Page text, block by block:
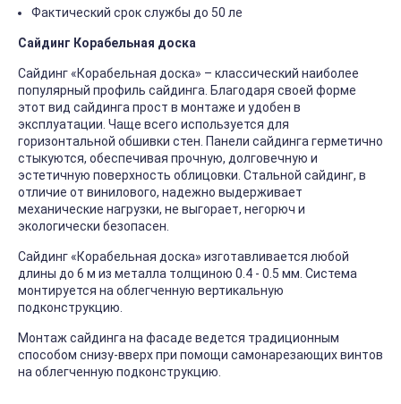
Фактический срок службы до 50 ле
Сайдинг Корабельная доска
Сайдинг «Корабельная доска» – классический наиболее
популярный профиль сайдинга. Благодаря своей форме
этот вид сайдинга прост в монтаже и удобен в
эксплуатации. Чаще всего используется для
горизонтальной обшивки стен. Панели сайдинга герметично
стыкуются, обеспечивая прочную, долговечную и
эстетичную поверхность облицовки. Стальной сайдинг, в
отличие от винилового, надежно выдерживает
механические нагрузки, не выгорает, негорюч и
экологически безопасен.
Сайдинг «Корабельная доска» изготавливается любой
длины до 6 м из металла толщиною 0.4 - 0.5 мм. Система
монтируется на облегченную вертикальную
подконструкцию.
Монтаж сайдинга на фасаде ведется традиционным
способом снизу-вверх при помощи самонарезающих винтов
на облегченную подконструкцию.